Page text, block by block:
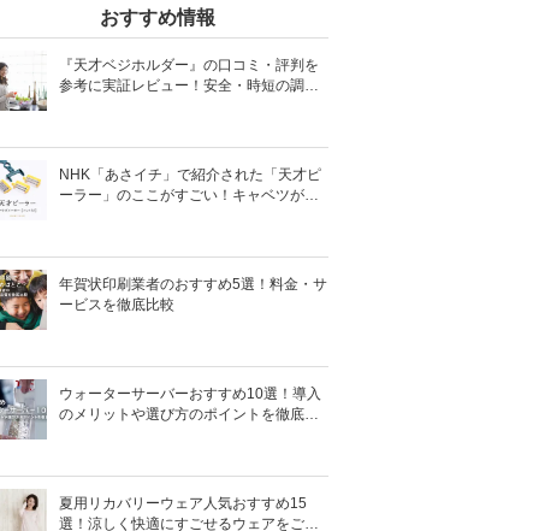
おすすめ情報
『天才ベジホルダー』の口コミ・評判を
参考に実証レビュー！安全・時短の調理
NHK「あさイチ」で紹介された「天才ピ
ーラー」のここがすごい！キャベツがほ
年賀状印刷業者のおすすめ5選！料金・サ
ービスを徹底比較
ウォーターサーバーおすすめ10選！導入
のメリットや選び方のポイントを徹底解
夏用リカバリーウェア人気おすすめ15
選！涼しく快適にすごせるウェアをご紹